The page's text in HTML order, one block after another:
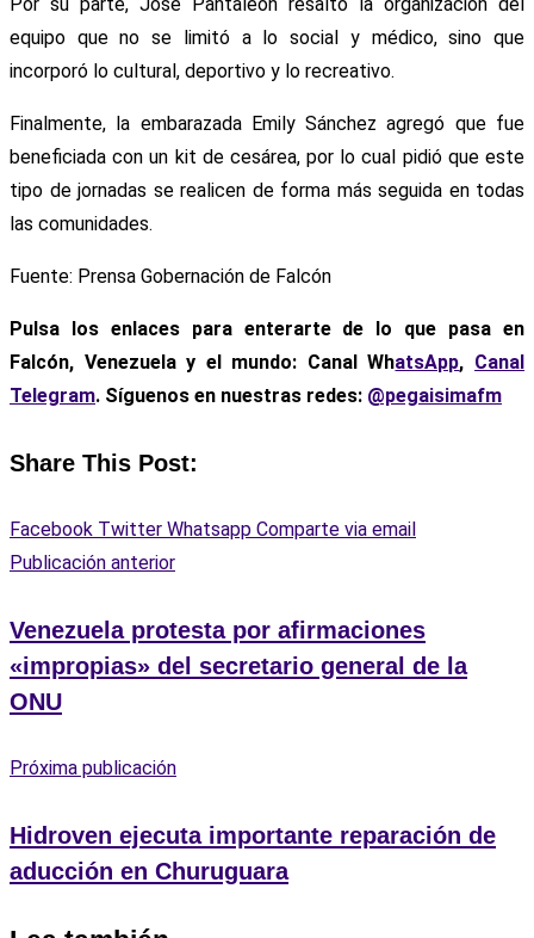
Por su parte, José Pantaleon resaltó la organización del
equipo que no se limitó a lo social y médico, sino que
incorporó lo cultural, deportivo y lo recreativo.
Finalmente, la embarazada Emily Sánchez agregó que fue
beneficiada con un kit de cesárea, por lo cual pidió que este
tipo de jornadas se realicen de forma más seguida en todas
las comunidades.
Fuente: Prensa Gobernación de Falcón
Pulsa los enlaces para enterarte de lo que pasa en
Falcón, Venezuela y el mundo: Canal WhatsApp, Canal
Telegram. Síguenos en nuestras redes: @pegaisimafm
Share This Post:
Facebook Twitter Whatsapp Comparte via email
Publicación anterior
Venezuela protesta por afirmaciones
«impropias» del secretario general de la
ONU
Próxima publicación
Hidroven ejecuta importante reparación de
aducción en Churuguara